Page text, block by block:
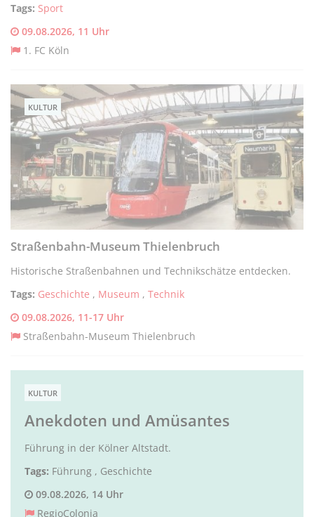
Tags: Sport
09.08.2026, 11 Uhr
1. FC Köln
KULTUR
Straßenbahn-Museum Thielenbruch
Historische Straßenbahnen und Technikschätze entdecken.
Tags: Geschichte , Museum , Technik
09.08.2026, 11-17 Uhr
Straßenbahn-Museum Thielenbruch
KULTUR
Anekdoten und Amüsantes
Führung in der Kölner Altstadt.
Tags: Führung , Geschichte
09.08.2026, 14 Uhr
RegioColonia